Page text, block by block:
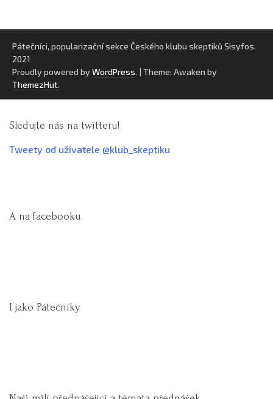
Pátečníci, popularizační sekce Českého klubu skeptiků Sisyfos.
2021
Proudly powered by WordPress. | Theme: Awaken by
ThemezHut.
Sledujte nás na twitteru!
Tweety od uživatele @klub_skeptiku
A na facebooku
I jako Pátečníky